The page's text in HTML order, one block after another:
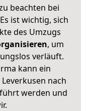
beachten bei
ist wichtig, sich
des Umzugs
, um
verläuft.
kann ein
nach
werden und